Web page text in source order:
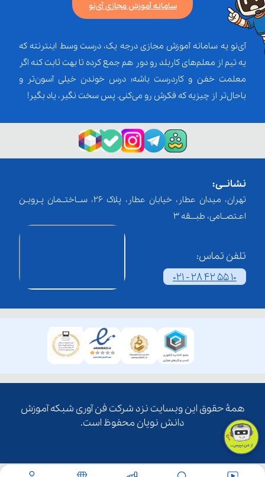
سامانه آموزش مجازی آی‌نو
آی‌نو یه سامانه آموزش مجازی درجه یک، درست وسط اینترنته که
یه تیم از معلم‌‌های کاربلد رو دور هم جمع کرده تا بهت ثابت کنه اگر
معلمت خفن و کاردرست باشه؛ درس خوندن خیلی آسون‌تر و
باحال‌تر از چیزیه که فکرش رو می‌کنی. پس سخت نگیر، یاد بگیر!
نشانــی:
تهران، میدان عطار، خیابان عطار، پلاک 26، ســاختــمان پـرویـن
اعـتصــامی، طبـــقه 3
تلفن تماس:
021 - 28 42 55 10
همۀ حقوق این وبسایت نزد شرکت فن آوری شبکه آموزش
دانش نویان محفوظ است.